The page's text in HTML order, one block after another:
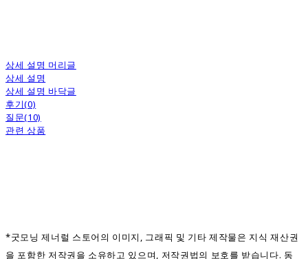
상세 설명 머리글
상세 설명
상세 설명 바닥글
후기(0)
질문(10)
관련 상품
*굿모닝 제너럴 스토어의 이미지, 그래픽 및 기타 제작물은 지식 재산권
을 포함한 저작권을 소유하고 있으며, 저작권법의 보호를 받습니다. 동